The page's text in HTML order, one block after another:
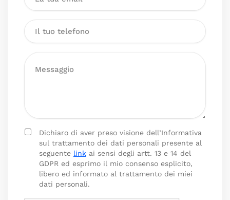
Dichiaro di aver preso visione dell’Informativa
sul trattamento dei dati personali presente al
seguente link ai sensi degli artt. 13 e 14 del
GDPR ed esprimo il mio consenso esplicito,
libero ed informato al trattamento dei miei
dati personali.